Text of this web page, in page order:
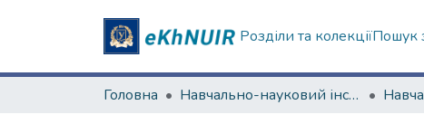
Розділи та колекціїПошук
Головна Навчально-науковий інститут комп’ютерної фізики та енергетики (Фізико-енергетичний факультет)